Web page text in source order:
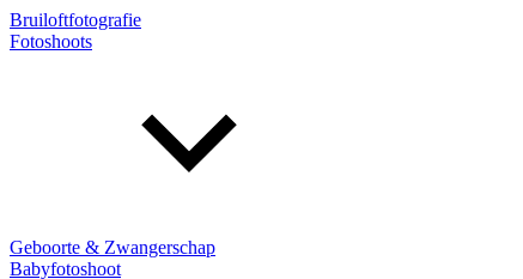
Bruiloftfotografie
Fotoshoots
Geboorte & Zwangerschap
Babyfotoshoot